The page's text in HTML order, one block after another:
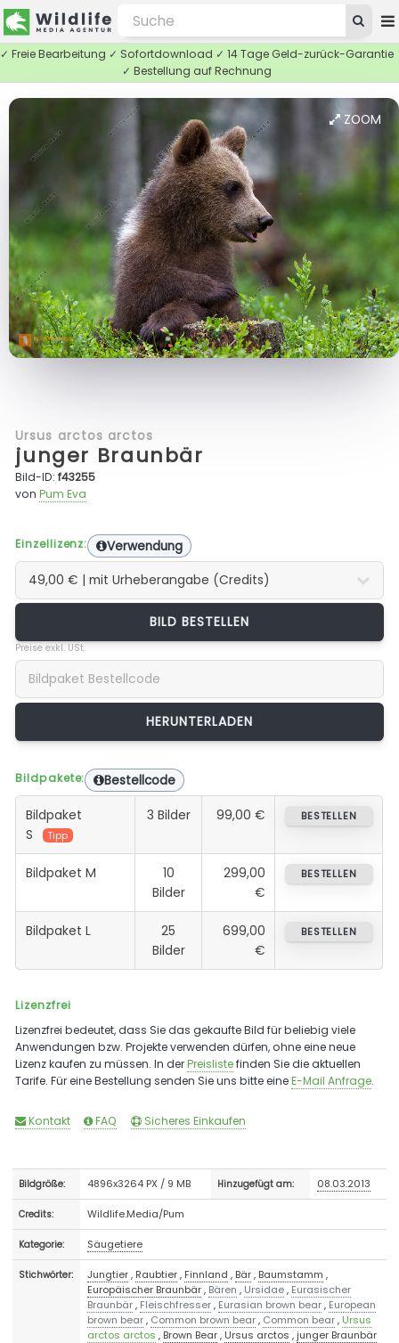
✓ Freie Bearbeitung ✓ Sofortdownload ✓ 14 Tage Geld-zurück-Garantie
✓ Bestellung auf Rechnung
ZOOM
Ursus arctos arctos
junger Braunbär
Bild-ID:f43255
vonPum Eva
Einzellizenz: Verwendung
BILD BESTELLEN
Preise exkl. USt.
Bildpakete: Bestellcode
Bildpaket
S
Tipp
3 Bilder 99,00 € BESTELLEN
Bildpaket M
10
Bilder
299,00
€
BESTELLEN
Bildpaket L
25
Bilder
699,00
€
BESTELLEN
Lizenzfrei
Lizenzfrei bedeutet, dass Sie das gekaufte Bild für beliebig viele
Anwendungen bzw. Projekte verwenden dürfen, ohne eine neue
Lizenz kaufen zu müssen. In derPreislistefinden Sie die aktuellen
Tarife. Für eine Bestellung senden Sie uns bitte eineE-Mail Anfrage.
Kontakt FAQ Sicheres Einkaufen
Bildgröße: 4896x3264 PX / 9 MB Hinzugefügt am: 08.03.2013
Credits: Wildlife.Media/Pum
Kategorie: Säugetiere
Stichwörter: Jungtier, Raubtier, Finnland , Bär, Baumstamm ,
Europäischer Braunbär, Bären , Ursidae, Eurasischer
Braunbär, Fleischfresser, Eurasian brown bear, European
brown bear, Common brown bear, Common bear, Ursus
arctos arctos , Brown Bear, Ursus arctos , junger Braunbär